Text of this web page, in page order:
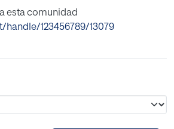
esta comunidad
handle/123456789/13079